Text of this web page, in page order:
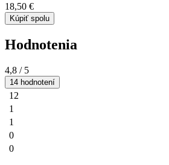
18,50 €
Kúpiť spolu
Hodnotenia
4,8 / 5
14 hodnotení
12
1
1
0
0